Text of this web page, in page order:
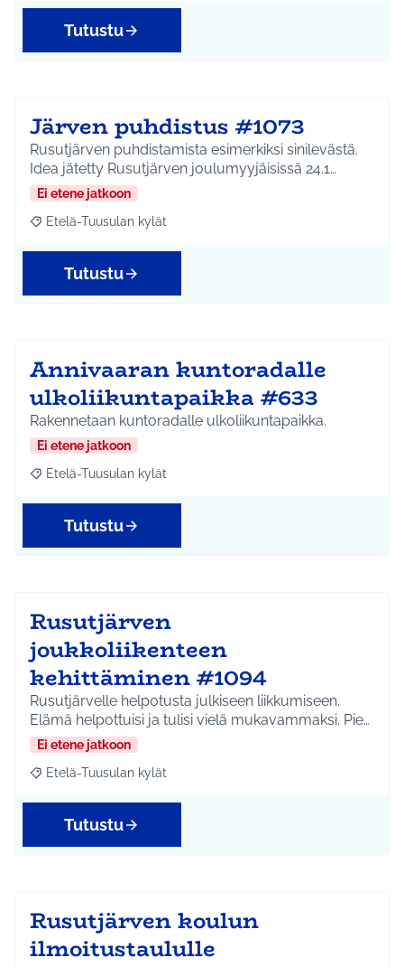
Tutustu
Järven puhdistus #1073
Rusutjärven puhdistamista esimerkiksi sinilevästä.
Idea jätetty Rusutjärven joulumyyjäisissä 24.1…
Ei etene jatkoon
Rajaa tulokset aihepiirin mukaan: Etelä-Tuusulan kylät
Etelä-Tuusulan kylät
Tutustu
Annivaaran kuntoradalle
ulkoliikuntapaikka #633
Rakennetaan kuntoradalle ulkoliikuntapaikka.
Ei etene jatkoon
Rajaa tulokset aihepiirin mukaan: Etelä-Tuusulan kylät
Etelä-Tuusulan kylät
Tutustu
Rusutjärven
joukkoliikenteen
kehittäminen #1094
Rusutjärvelle helpotusta julkiseen liikkumiseen.
Elämä helpottuisi ja tulisi vielä mukavammaksi. Pie…
Ei etene jatkoon
Rajaa tulokset aihepiirin mukaan: Etelä-Tuusulan kylät
Etelä-Tuusulan kylät
Tutustu
Rusutjärven koulun
ilmoitustaululle